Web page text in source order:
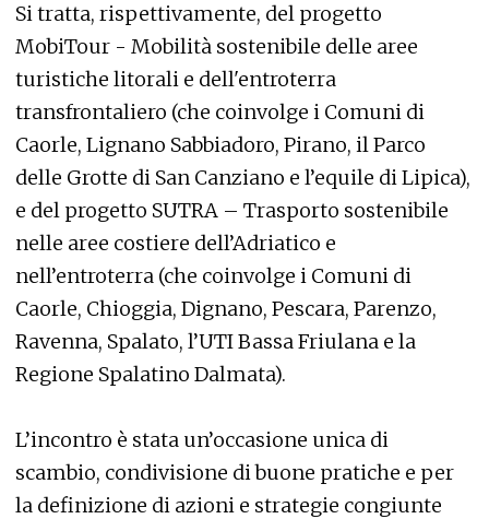
Si tratta, rispettivamente, del progetto
MobiTour - Mobilità sostenibile delle aree
turistiche litorali e dell'entroterra
transfrontaliero (che coinvolge i Comuni di
Caorle, Lignano Sabbiadoro, Pirano, il Parco
delle Grotte di San Canziano e l’equile di Lipica),
e del progetto SUTRA – Trasporto sostenibile
nelle aree costiere dell’Adriatico e
nell’entroterra (che coinvolge i Comuni di
Caorle, Chioggia, Dignano, Pescara, Parenzo,
Ravenna, Spalato, l’UTI Bassa Friulana e la
Regione Spalatino Dalmata).
L’incontro è stata un’occasione unica di
scambio, condivisione di buone pratiche e per
la definizione di azioni e strategie congiunte